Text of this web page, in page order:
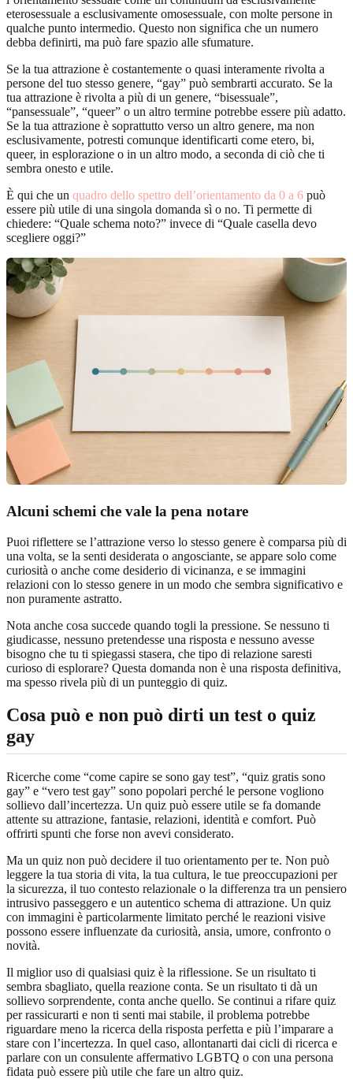
eterosessuale a esclusivamente omosessuale, con molte persone in
qualche punto intermedio. Questo non significa che un numero
debba definirti, ma può fare spazio alle sfumature.
Se la tua attrazione è costantemente o quasi interamente rivolta a
persone del tuo stesso genere, “gay” può sembrarti accurato. Se la
tua attrazione è rivolta a più di un genere, “bisessuale”,
“pansessuale”, “queer” o un altro termine potrebbe essere più adatto.
Se la tua attrazione è soprattutto verso un altro genere, ma non
esclusivamente, potresti comunque identificarti come etero, bi,
queer, in esplorazione o in un altro modo, a seconda di ciò che ti
sembra onesto e utile.
È qui che un quadro dello spettro dell’orientamento da 0 a 6 può
essere più utile di una singola domanda sì o no. Ti permette di
chiedere: “Quale schema noto?” invece di “Quale casella devo
scegliere oggi?”
Alcuni schemi che vale la pena notare
Puoi riflettere se l’attrazione verso lo stesso genere è comparsa più di
una volta, se la senti desiderata o angosciante, se appare solo come
curiosità o anche come desiderio di vicinanza, e se immagini
relazioni con lo stesso genere in un modo che sembra significativo e
non puramente astratto.
Nota anche cosa succede quando togli la pressione. Se nessuno ti
giudicasse, nessuno pretendesse una risposta e nessuno avesse
bisogno che tu ti spiegassi stasera, che tipo di relazione saresti
curioso di esplorare? Questa domanda non è una risposta definitiva,
ma spesso rivela più di un punteggio di quiz.
Cosa può e non può dirti un test o quiz
gay
Ricerche come “come capire se sono gay test”, “quiz gratis sono
gay” e “vero test gay” sono popolari perché le persone vogliono
sollievo dall’incertezza. Un quiz può essere utile se fa domande
attente su attrazione, fantasie, relazioni, identità e comfort. Può
offrirti spunti che forse non avevi considerato.
Ma un quiz non può decidere il tuo orientamento per te. Non può
leggere la tua storia di vita, la tua cultura, le tue preoccupazioni per
la sicurezza, il tuo contesto relazionale o la differenza tra un pensiero
intrusivo passeggero e un autentico schema di attrazione. Un quiz
con immagini è particolarmente limitato perché le reazioni visive
possono essere influenzate da curiosità, ansia, umore, confronto o
novità.
Il miglior uso di qualsiasi quiz è la riflessione. Se un risultato ti
sembra sbagliato, quella reazione conta. Se un risultato ti dà un
sollievo sorprendente, conta anche quello. Se continui a rifare quiz
per rassicurarti e non ti senti mai stabile, il problema potrebbe
riguardare meno la ricerca della risposta perfetta e più l’imparare a
stare con l’incertezza. In quel caso, allontanarti dai cicli di ricerca e
parlare con un consulente affermativo LGBTQ o con una persona
fidata può essere più utile che fare un altro quiz.